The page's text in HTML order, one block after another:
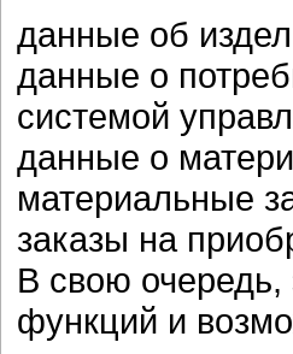
данные об
данные о
системой
данные о
материальные
заказы на
В свою очередь,
функций и